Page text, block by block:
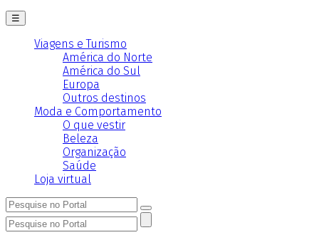
☰
Viagens e Turismo
América do Norte
América do Sul
Europa
Outros destinos
Moda e Comportamento
O que vestir
Beleza
Organização
Saúde
Loja virtual